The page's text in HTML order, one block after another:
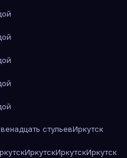
стульевИркутск
ИркутскИркутскИркутск